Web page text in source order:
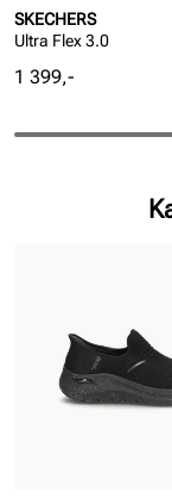
SKECHERS
Ultra Flex 3.0
Pris
1 399,-